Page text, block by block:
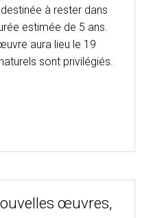
à rester dans
estimée de 5 ans.
aura lieu le 19
sont privilégiés.
œuvres,